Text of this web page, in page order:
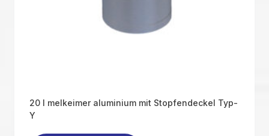
20 l melkeimer aluminium mit Stopfendeckel Typ-
Y